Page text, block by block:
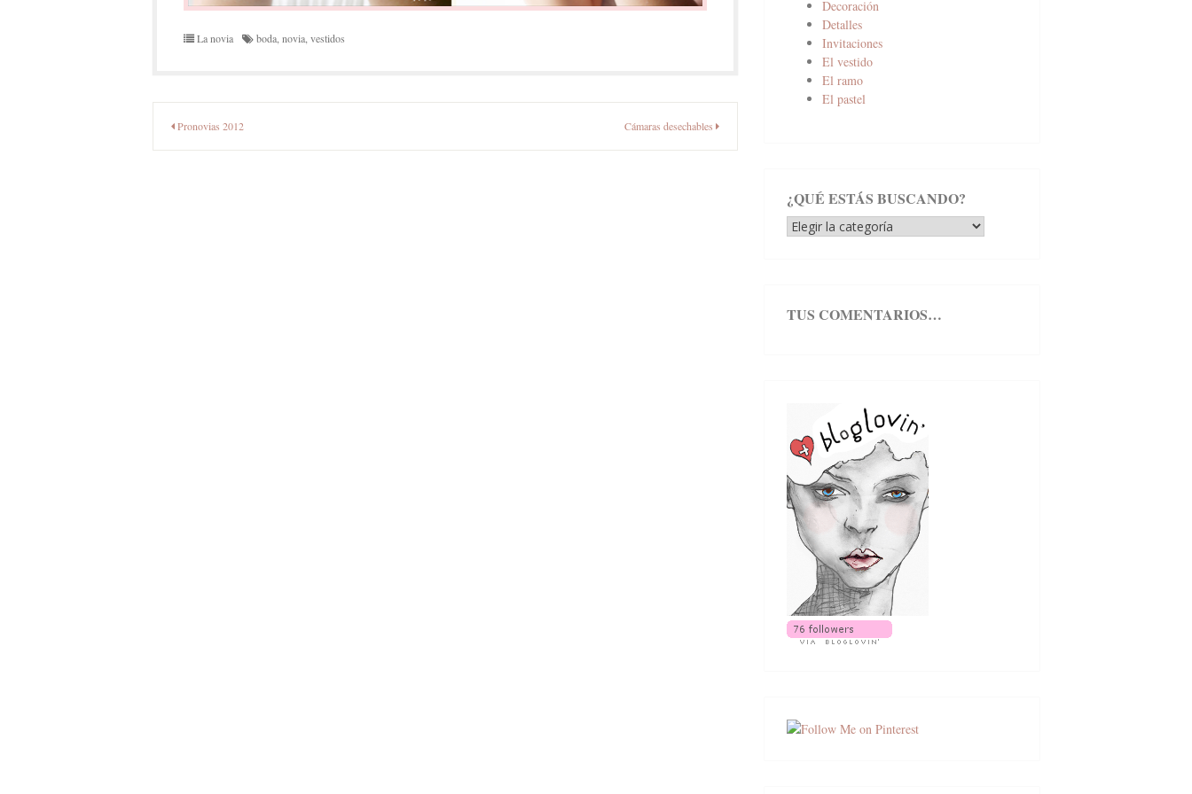
La novia boda novia vestidos
Navegación
Pronovias 2012 Cámaras desechables
Decoración
Detalles
Invitaciones
El vestido
El ramo
El pastel
¿QUÉ ESTÁS BUSCANDO?
¿Qué
TUS COMENTARIOS…